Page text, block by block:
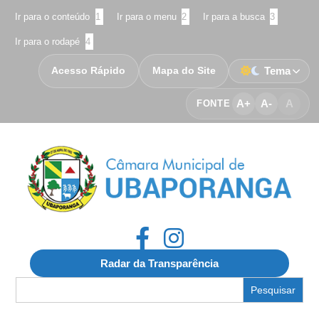
Ir para o conteúdo 1 Ir para o menu 2 Ir para a busca 3
Ir para o rodapé 4
FONTE A+ A- A
Acesso Rápido Mapa do Site Tema
Radar da Transparência
for: